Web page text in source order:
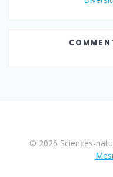
© 2026 Sciences-